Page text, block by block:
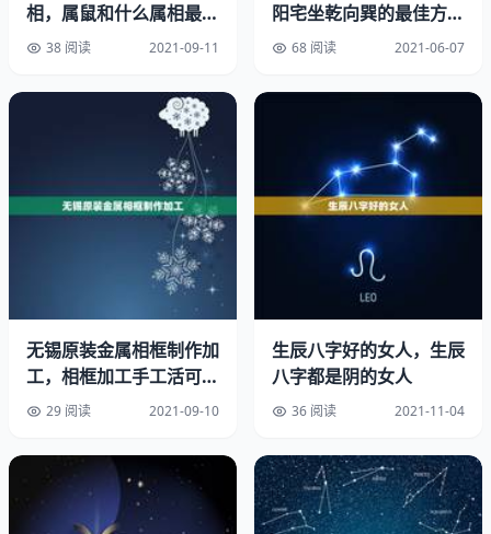
12月2，这个历还是阳历，历还得转换一下。换算了，是今
4、年12月2日出生属相是:我历年12月2号出生我是属什么
的呢
属相是我们的传统，所以是按照阴历来算的，阴历12月30
之前都是属羊，到了年的年初一，才算是猴子了。
相，属鼠和什么属相最
配，属鼠和什么属相最不
38 阅读 2021-09-11
阳宅坐乾向巽的最佳方位
布置图纸
68 阅读 2021-06-07
无锡原装金属相框制作加
工，相框加工手工活可信
吗？有没有干过的？上面
29 阅读 2021-09-10
生辰八字好的女人，生辰
八字都是阴的女人
36 阅读 2021-11-04